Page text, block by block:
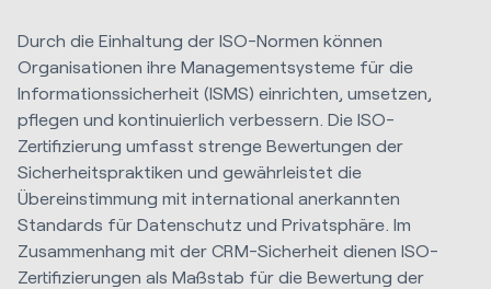
Durch die Einhaltung der ISO-Normen können
Organisationen ihre Managementsysteme für die
Informationssicherheit (ISMS) einrichten, umsetzen,
pflegen und kontinuierlich verbessern. Die ISO-
Zertifizierung umfasst strenge Bewertungen der
Sicherheitspraktiken und gewährleistet die
Übereinstimmung mit international anerkannten
Standards für Datenschutz und Privatsphäre. Im
Zusammenhang mit der CRM-Sicherheit dienen ISO-
Zertifizierungen als Maßstab für die Bewertung der